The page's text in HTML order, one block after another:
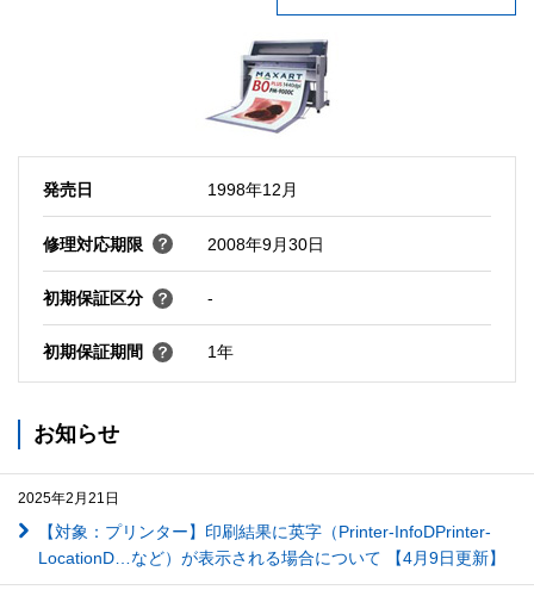
発売日 1998年12月
修理対応期限 2008年9月30日
初期保証区分 -
初期保証期間 1年
お知らせ
2025年2月21日
【対象：プリンター】印刷結果に英字（Printer-InfoDPrinter-
LocationD…など）が表示される場合について 【4月9日更新】